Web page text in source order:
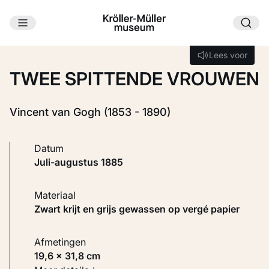
Ga naar hoofdinhoud
Lees voor
Lees voor
TWEE SPITTENDE VROUWEN
Vincent van Gogh (1853 - 1890)
Datum
juli-augustus 1885
Materiaal
Zwart krijt en grijs gewassen op vergé papier
Afmetingen
19,6 × 31,8 cm